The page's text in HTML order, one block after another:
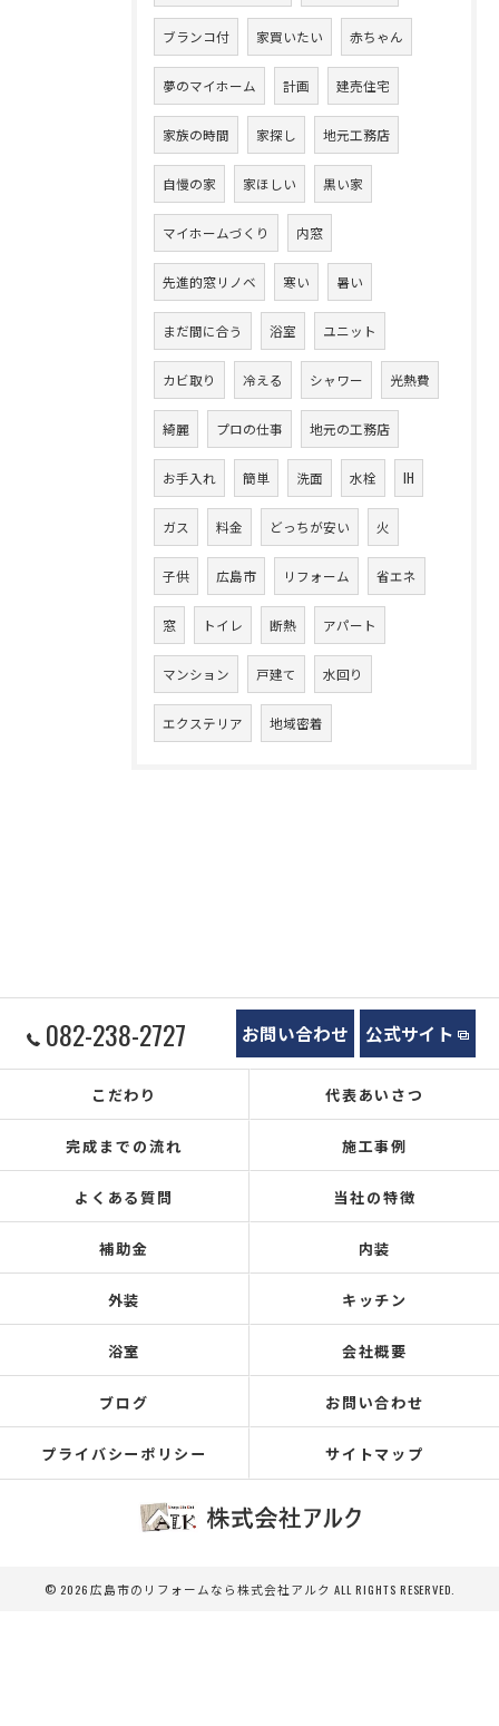
ブランコ付 家買いたい 赤ちゃん
夢のマイホーム 計画 建売住宅
家族の時間 家探し 地元工務店
自慢の家 家ほしい 黒い家
マイホームづくり 内窓
先進的窓リノベ 寒い 暑い
まだ間に合う 浴室 ユニット
カビ取り 冷える シャワー 光熱費
綺麗 プロの仕事 地元の工務店
お手入れ 簡単 洗面 水栓 IH
ガス 料金 どっちが安い 火
子供 広島市 リフォーム 省エネ
窓 トイレ 断熱 アパート
マンション 戸建て 水回り
エクステリア 地域密着
082-238-2727 お問い合わせ 公式サイト
こだわり 代表あいさつ
完成までの流れ 施工事例
よくある質問 当社の特徴
補助金 内装
外装 キッチン
浴室 会社概要
ブログ お問い合わせ
プライバシーポリシー サイトマップ
© 2026 広島市のリフォームなら株式会社アルク ALL RIGHTS RESERVED.